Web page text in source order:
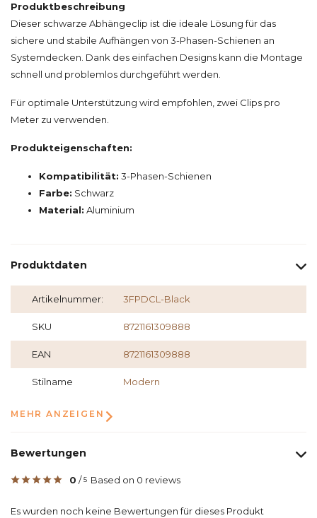
Produktbeschreibung
Dieser schwarze Abhängeclip ist die ideale Lösung für das
sichere und stabile Aufhängen von 3-Phasen-Schienen an
Systemdecken. Dank des einfachen Designs kann die Montage
schnell und problemlos durchgeführt werden.
Für optimale Unterstützung wird empfohlen, zwei Clips pro
Meter zu verwenden.
Produkteigenschaften:
Kompatibilität: 3-Phasen-Schienen
Farbe: Schwarz
Material: Aluminium
Produktdaten
Artikelnummer: 3FPDCL-Black
SKU 8721161309888
EAN 8721161309888
Stilname Modern
MEHR ANZEIGEN
Bewertungen
0 /5 Based on 0 reviews
Es wurden noch keine Bewertungen für dieses Produkt